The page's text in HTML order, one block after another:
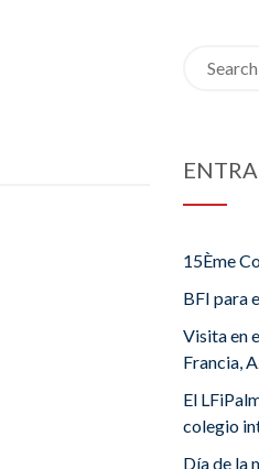
15Ème
BFI para
Visita en
Francia,
El
colegio
Día de la